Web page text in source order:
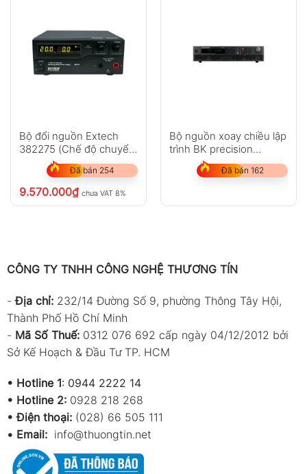
Bộ đổi nguồn Extech
382275 (Chế độ chuyển
đổi nguồn DC 120V,
600W)
Đã bán 254
9.570.000₫ chưa VAT 8%
Bộ nguồn xoay chiều lập
trình BK precision
PVS60085MR
Đã bán 162
CÔNG TY TNHH CÔNG NGHỆ THƯƠNG TÍN
-Địa chỉ: 232/14 Đường Số 9, phường Thông Tây Hội,
Thành Phố Hồ Chí Minh
- Mã Số Thuế: 0312 076 692 cấp ngày 04/12/2012 bởi
Sở Kế Hoạch & Đầu Tư TP. HCM
• Hotline 1: 0944 2222 14
• Hotline 2: 0928 218 268
• Điện thoại: (028) 66 505 111
• Email: info@thuongtin.net